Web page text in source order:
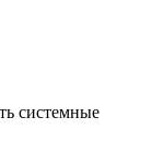
системные